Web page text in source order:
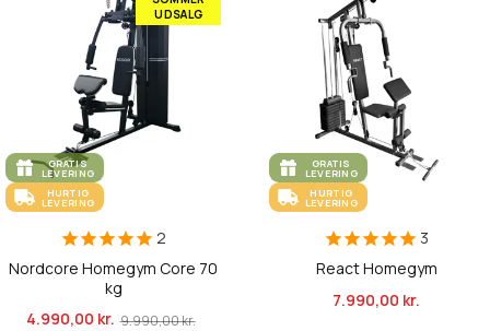
UDSALG
GRATIS
LEVERING
HURTIG
LEVERING
2
Nordcore Homegym Core 70
kg
4.990,00 kr. 9.990,00 kr.
GRATIS
LEVERING
HURTIG
LEVERING
3
React Homegym
7.990,00 kr.